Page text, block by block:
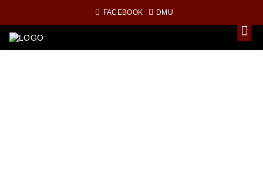
FACEBOOK DMU